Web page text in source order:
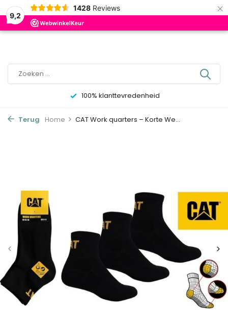
9,2
1428 Reviews ×
0
100% klanttevredenheid
Terug Home CAT Work quarters – Korte We...